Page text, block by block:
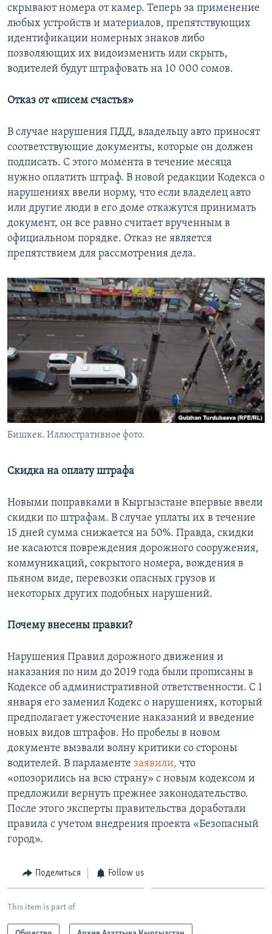
скрывают номера от камер. Теперь за применение
любых устройств и материалов, препятствующих
идентификации номерных знаков либо
позволяющих их видоизменить или скрыть,
водителей будут штрафовать на 10 000 сомов.
Отказ от «писем счастья»
В случае нарушения ПДД, владельцу авто приносят
соответствующие документы, которые он должен
подписать. С этого момента в течение месяца
нужно оплатить штраф. В новой редакции Кодекса о
нарушениях ввели норму, что если владелец авто
или другие люди в его доме откажутся принимать
документ, он все равно считает врученным в
официальном порядке. Отказ не является
препятствием для рассмотрения дела.
Бишкек. Иллюстративное фото.
Скидка на оплату штрафа
Новыми поправками в Кыргызстане впервые ввели
скидки по штрафам. В случае уплаты их в течение
15 дней сумма снижается на 50%. Правда, скидки
не касаются повреждения дорожного сооружения,
коммуникаций, сокрытого номера, вождения в
пьяном виде, перевозки опасных грузов и
некоторых других подобных нарушений.
Почему внесены правки?
Нарушения Правил дорожного движения и
наказания по ним до 2019 года были прописаны в
Кодексе об административной ответственности. С 1
января его заменил Кодекс о нарушениях, который
предполагает ужесточение наказаний и введение
новых видов штрафов. Но пробелы в новом
документе вызвали волну критики со стороны
водителей. В парламенте заявили, что
«опозорились на всю страну» с новым кодексом и
предложили вернуть прежнее законодательство.
После этого эксперты правительства доработали
правила с учетом внедрения проекта «Безопасный
город».
Поделиться Follow us
This item is part of